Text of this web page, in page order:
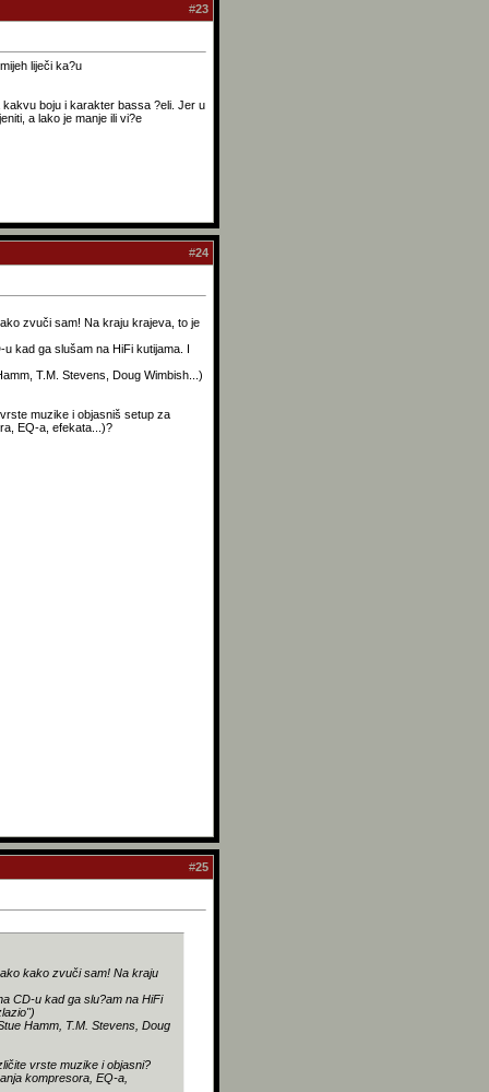
#23
liječi ka?u
boju i karakter bassa ?eli. Jer u
a lako je manje ili vi?e
#24
zvuči sam! Na kraju krajeva, to je
kad ga slušam na HiFi kutijama. I
T.M. Stevens, Doug Wimbish...)
muzike i objasniš setup za
EQ-a, efekata...)?
#25
kako zvuči sam! Na kraju
CD-u kad ga slu?am na HiFi
Hamm, T.M. Stevens, Doug
vrste muzike i objasni?
kompresora, EQ-a,